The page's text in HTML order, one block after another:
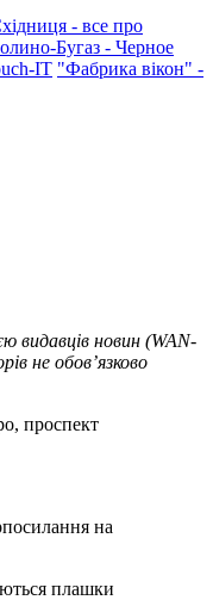
- все про
Бугаз - Черное
IT "Фабрика вікон" -
видавців новин (WAN-
не обов’язково
проспект
на
плашки